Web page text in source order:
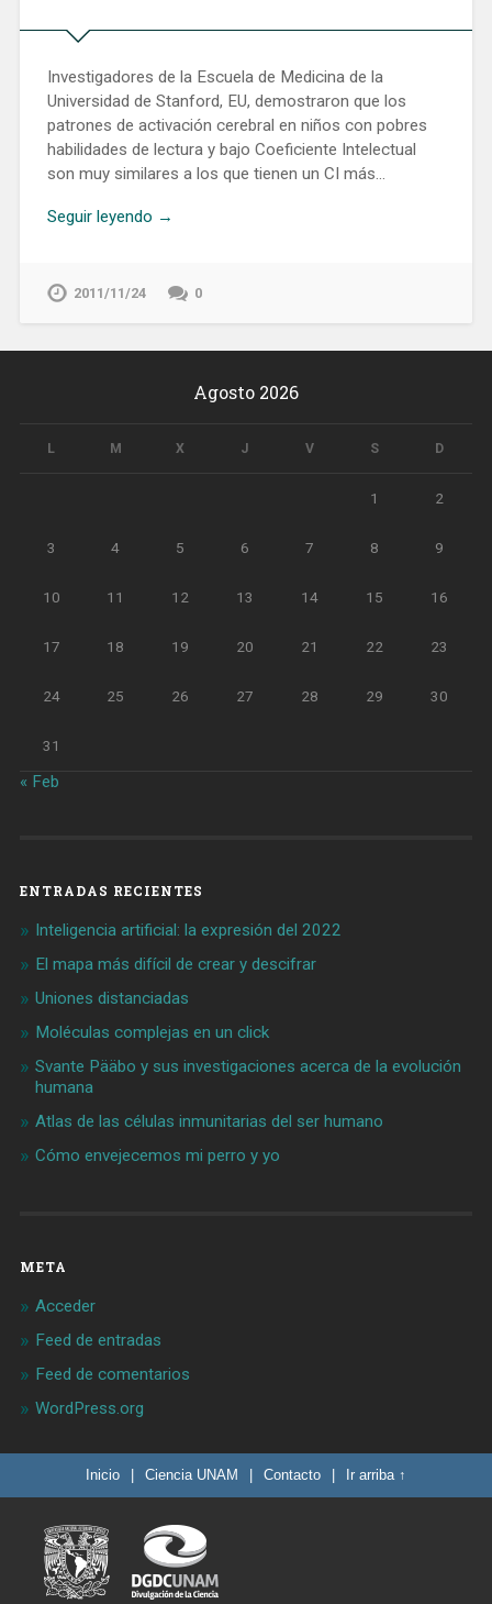
Investigadores de la Escuela de Medicina de la
Universidad de Stanford, EU, demostraron que los
patrones de activación cerebral en niños con pobres
habilidades de lectura y bajo Coeficiente Intelectual
son muy similares a los que tienen un CI más…
Seguir leyendo →
2011/11/24 0
Agosto 2026
L M X J V S D
1 2
3 4 5 6 7 8 9
10 11 12 13 14 15 16
17 18 19 20 21 22 23
24 25 26 27 28 29 30
31
« Feb
ENTRADAS RECIENTES
Inteligencia artificial: la expresión del 2022
El mapa más difícil de crear y descifrar
Uniones distanciadas
Moléculas complejas en un click
Svante Pääbo y sus investigaciones acerca de la evolución
humana
Atlas de las células inmunitarias del ser humano
Cómo envejecemos mi perro y yo
META
Acceder
Feed de entradas
Feed de comentarios
WordPress.org
Inicio Ciencia UNAM Contacto Ir arriba ↑